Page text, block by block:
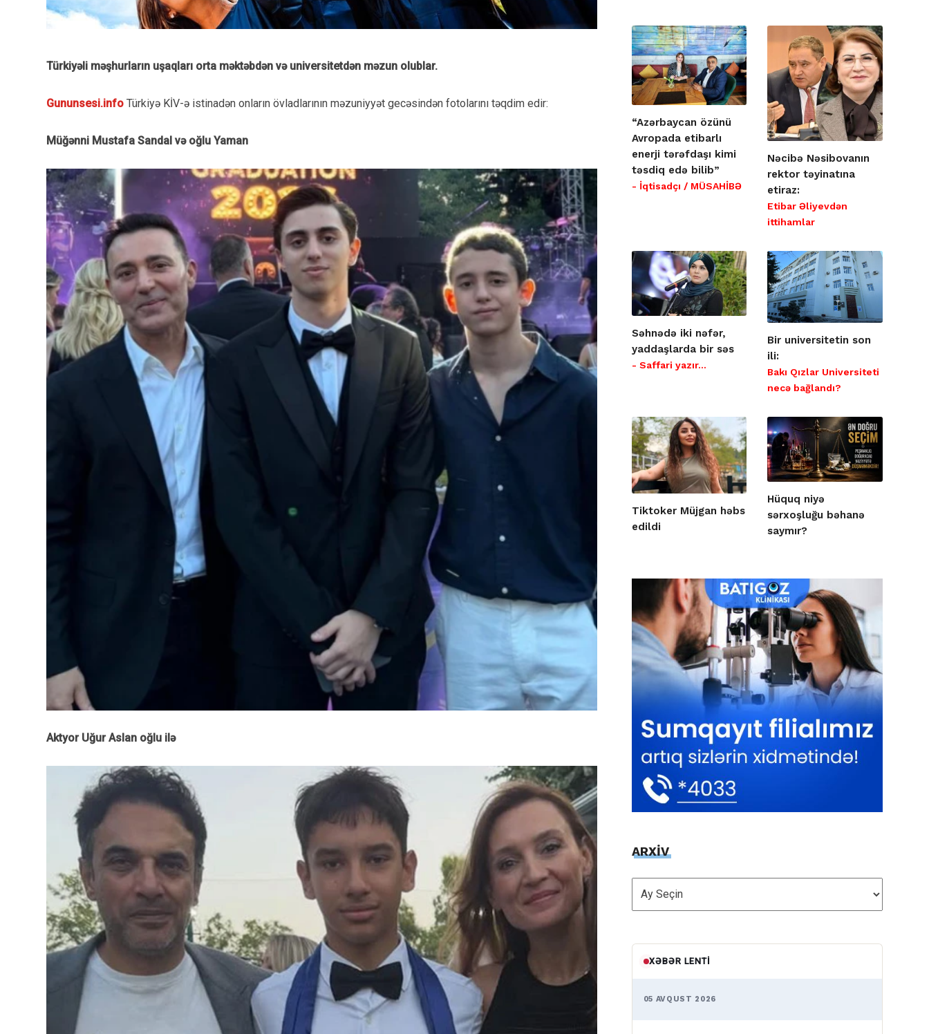
Türkiyəli məşhurların uşaqları orta məktəbdən və universitetdən məzun olublar.
Gununsesi.info Türkiyə KİV-ə istinadən onların övladlarının məzuniyyət gecəsindən fotolarını təqdim edir:
Müğənni Mustafa Sandal və oğlu Yaman
Aktyor Uğur Aslan oğlu ilə
“Azərbaycan özünü
Avropada etibarlı
enerji tərəfdaşı kimi
təsdiq edə bilib”
- İqtisadçı / MÜSAHİBƏ
Nəcibə Nəsibovanın
rektor təyinatına
etiraz:
Etibar Əliyevdən
ittihamlar
Səhnədə iki nəfər,
yaddaşlarda bir səs
- Saffari yazır…
Bir universitetin son
ili:
Bakı Qızlar Universiteti
necə bağlandı?
Tiktoker Müjgan həbs
edildi
Hüquq niyə
sərxoşluğu bəhanə
saymır?
ARXİV
ARXİV
XƏBƏR LENTI
05 AVQUST 2026